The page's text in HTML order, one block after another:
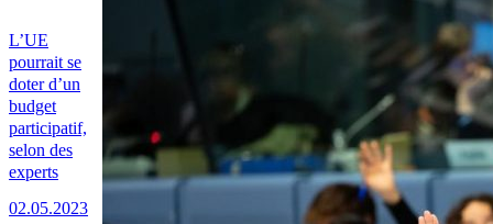
L’UE
pourrait se
doter d’un
budget
participatif,
selon des
experts
02.05.2023